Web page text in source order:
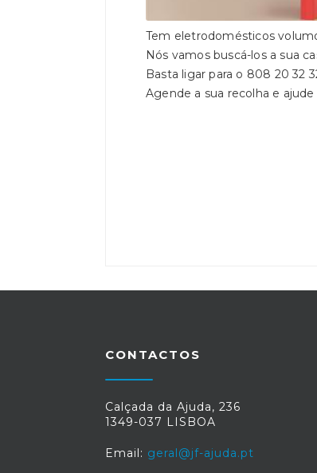
Tem eletrodomésticos
Nós vamos buscá-los a sua
Basta ligar para o 808 20 32
Agende a sua recolha e ajude
CONTACTOS
Calçada da Ajuda, 236
1349-037 LISBOA
Email: geral@jf-ajuda.pt